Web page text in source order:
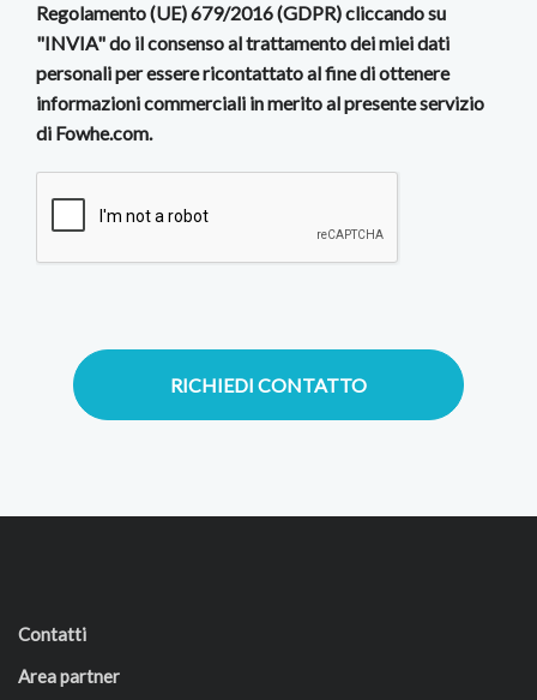
Regolamento (UE) 679/2016 (GDPR) cliccando su
"INVIA" do il consenso al trattamento dei miei dati
personali per essere ricontattato al fine di ottenere
informazioni commerciali in merito al presente servizio
di Fowhe.com.
RICHIEDI CONTATTO
Contatti
Area partner